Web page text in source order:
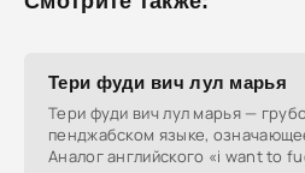
Тери фуди вич лул марья
Тери фуди вич лул марья —
пенджабском языке,
Аналог английского «i want to